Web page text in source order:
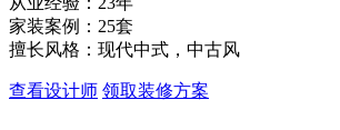
家装案例：25套
擅长风格：现代中式，中古风
查看设计师 领取装修方案